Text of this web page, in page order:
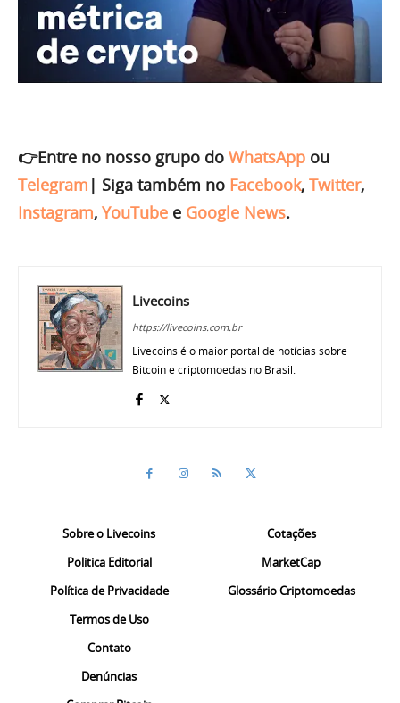
👉Entre no nosso grupo do WhatsApp ou
Telegram | Siga também no Facebook, Twitter,
Instagram, YouTube e Google News.
Livecoins
https://livecoins.com.br
Livecoins é o maior portal de notícias sobre
Bitcoin e criptomoedas no Brasil.
Sobre o Livecoins
Politica Editorial
Política de Privacidade
Termos de Uso
Contato
Denúncias
Cotações
MarketCap
Glossário Criptomoedas